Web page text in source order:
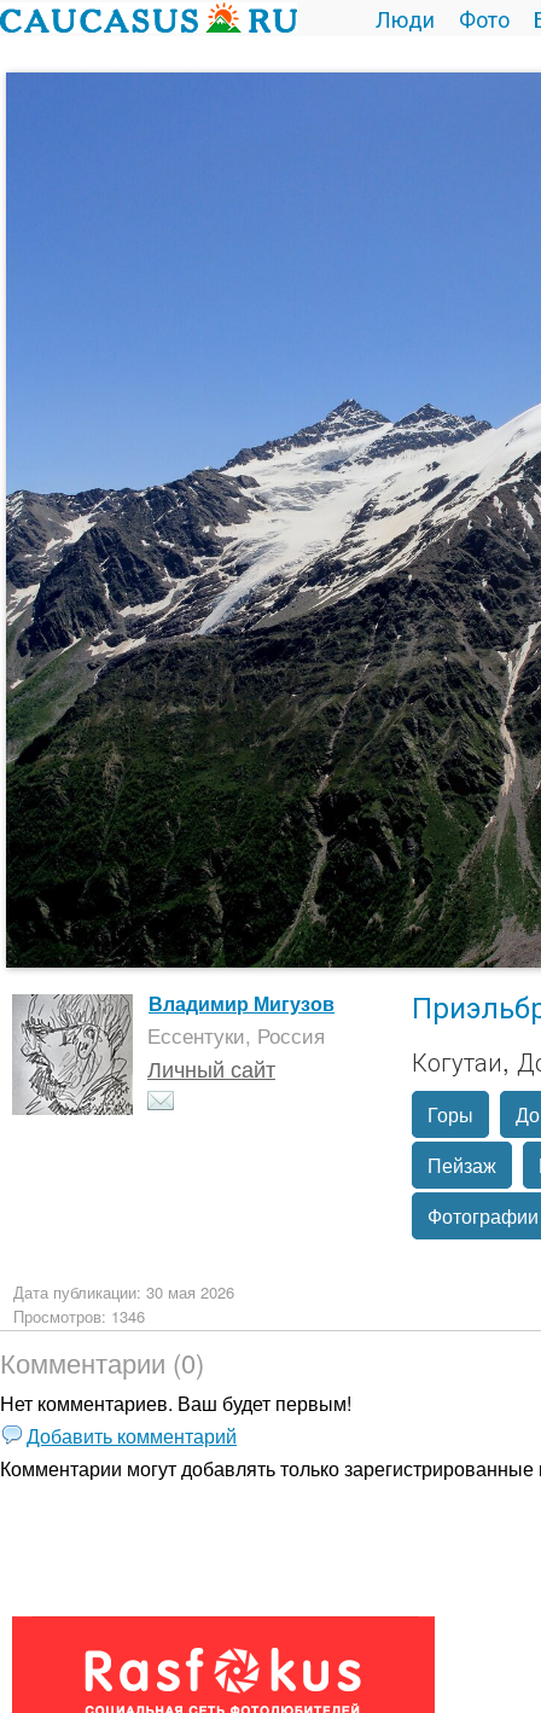
Люди Фото
Владимир Мигузов
Ессентуки, Россия
Личный сайт Когутаи,
Горы
Пейзаж
Фотографии
Дата публикации: 30 мая 2026
Просмотров: 1346
Комментарии (0)
Нет комментариев. Ваш будет первым!
Добавить комментарий
Комментарии могут добавлять толькозарегистрированные